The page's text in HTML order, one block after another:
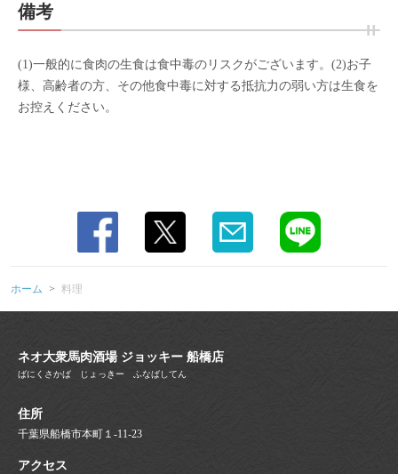
備考
(1)一般的に食肉の生食は食中毒のリスクがございます。(2)お子
様、高齢者の方、その他食中毒に対する抵抗力の弱い方は生食を
お控えください。
ホーム 料理
ネオ大衆馬肉酒場 ジョッキー 船橋店
ばにくさかば じょっきー ふなばしてん
住所
千葉県船橋市本町１-11-23
アクセス